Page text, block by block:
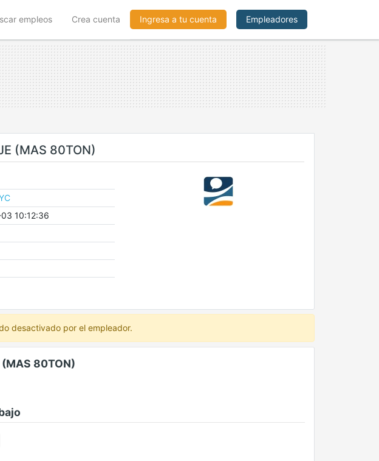
empleos Crea cuenta Ingresa a tu cuenta Empleadores
(MAS 80TON)
10:12:36
desactivado por el empleador.
(MAS 80TON)